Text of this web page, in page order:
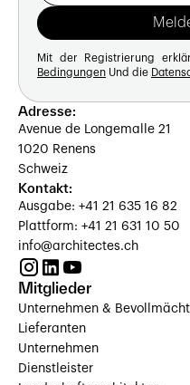
Mit der Registrierung
Bedingungen Und die
Adresse:
Avenue de Longemalle 21
1020 Renens
Schweiz
Kontakt:
Ausgabe: +41 21 635 16 82
Plattform: +41 21 631 10 50
info@architectes.ch
Mitglieder
Unternehmen &
Lieferanten
Unternehmen
Dienstleister